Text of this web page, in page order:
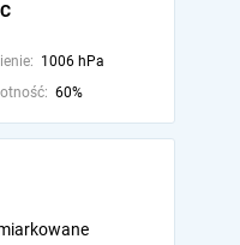
1006 hPa
60%